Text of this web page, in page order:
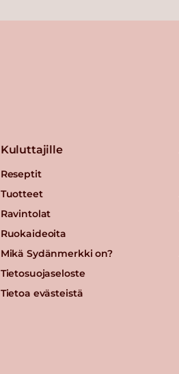
Kuluttajille
Reseptit
Tuotteet
Ravintolat
Ruokaideoita
Mikä Sydänmerkki on?
Tietosuojaseloste
Tietoa evästeistä